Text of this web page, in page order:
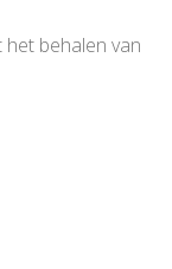
het behalen van